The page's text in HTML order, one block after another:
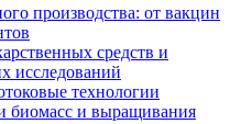
производства: от вакцин
средств и
исследований
технологии
биомасс и выращивания